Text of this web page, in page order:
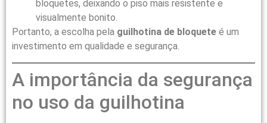
bloquetes, deixando o piso mais resistente e
visualmente bonito.
Portanto, a escolha pela guilhotina de bloquete é um
investimento em qualidade e segurança.
A importância da segurança
no uso da guilhotina